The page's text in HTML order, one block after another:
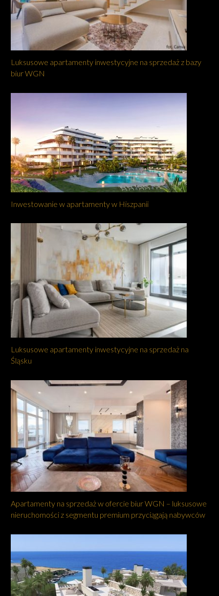
Luksusowe apartamenty inwestycyjne na sprzedaż z bazy
biur WGN
Inwestowanie w apartamenty w Hiszpanii
Luksusowe apartamenty inwestycyjne na sprzedaż na
Śląsku
Apartamenty na sprzedaż w ofercie biur WGN – luksusowe
nieruchomości z segmentu premium przyciągają nabywców